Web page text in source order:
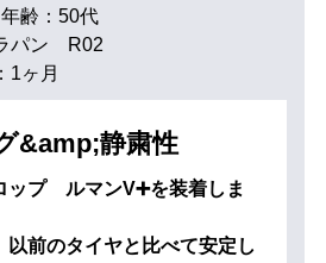
年齢： 50代
パン R02
1ヶ月
&amp;静粛性
ップ ルマンV➕を装着しま
以前のタイヤと比べて安定し